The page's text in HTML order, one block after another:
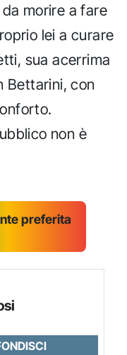
morire a fare
lei a curare
sua acerrima
Bettarini, con
non è
preferita